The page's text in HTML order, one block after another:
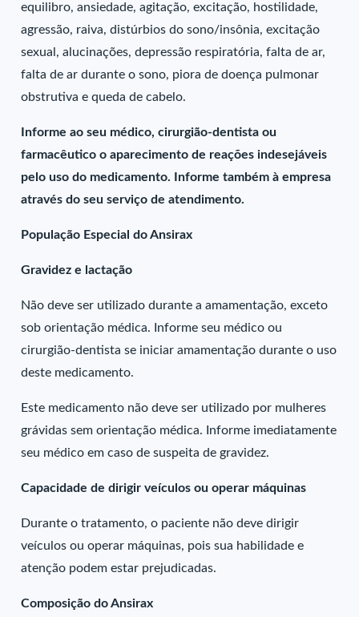
equilibro, ansiedade, agitação, excitação, hostilidade,
agressão, raiva, distúrbios do sono/insônia, excitação
sexual, alucinações, depressão respiratória, falta de ar,
falta de ar durante o sono, piora de doença pulmonar
obstrutiva e queda de cabelo.
Informe ao seu médico, cirurgião-dentista ou
farmacêutico o aparecimento de reações indesejáveis
pelo uso do medicamento. Informe também à empresa
através do seu serviço de atendimento.
População Especial do Ansirax
Gravidez e lactação
Não deve ser utilizado durante a amamentação, exceto
sob orientação médica. Informe seu médico ou
cirurgião-dentista se iniciar amamentação durante o uso
deste medicamento.
Este medicamento não deve ser utilizado por mulheres
grávidas sem orientação médica. Informe imediatamente
seu médico em caso de suspeita de gravidez.
Capacidade de dirigir veículos ou operar máquinas
Durante o tratamento, o paciente não deve dirigir
veículos ou operar máquinas, pois sua habilidade e
atenção podem estar prejudicadas.
Composição do Ansirax